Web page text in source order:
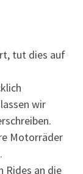
tut dies auf
wir
Motorräder
Rides an die